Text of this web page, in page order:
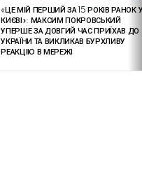
«ЦЕ МІЙ ПЕРШИЙ ЗА 15 РОКІВ РАНОК
КИЄВІ»: МАКСИМ ПОКРОВСЬКИЙ
УПЕРШЕ ЗА ДОВГИЙ ЧАС ПРИЇХАВ ДО
УКРАЇНИ ТА ВИКЛИКАВ БУРХЛИВУ
РЕАКЦІЮ В МЕРЕЖІ